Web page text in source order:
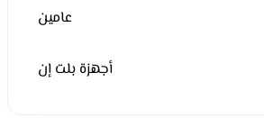
عامين
أجهزة بلت إن